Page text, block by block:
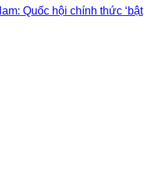
Quốc hội chính thức ‘bật